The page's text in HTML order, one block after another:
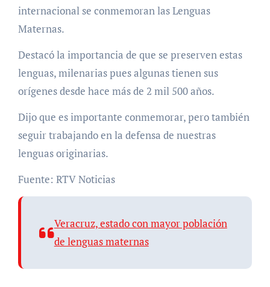
internacional se conmemoran las Lenguas
Maternas.
Destacó la importancia de que se preserven estas
lenguas, milenarias pues algunas tienen sus
orígenes desde hace más de 2 mil 500 años.
Dijo que es importante conmemorar, pero también
seguir trabajando en la defensa de nuestras
lenguas originarias.
Fuente: RTV Noticias
Veracruz, estado con mayor población
de lenguas maternas